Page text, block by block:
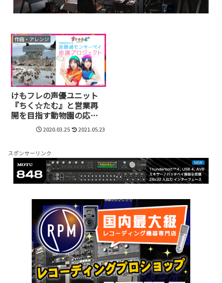
作曲・アレンジ
けもフレの声優ユニット
『ちく☆たむ』と営業再
開を目指す動物園の応援
ソングを勝手に作っちゃ
2020.03.25 2021.05.23
スポンサーリンク